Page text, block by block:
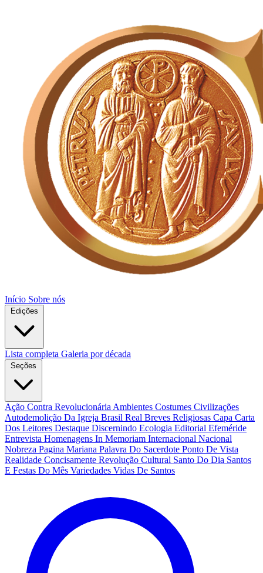
Início Sobre nós
Edições
Lista completa Galeria por década
Seções
Ação Contra Revolucionária Ambientes Costumes Civilizações
Autodemolição Da Igreja Brasil Real Breves Religiosas Capa Carta
Dos Leitores Destaque Discernindo Ecologia Editorial Efeméride
Entrevista Homenagens In Memoriam Internacional Nacional
Nobreza Pagina Mariana Palavra Do Sacerdote Ponto De Vista
Realidade Concisamente Revolução Cultural Santo Do Dia Santos
E Festas Do Mês Variedades Vidas De Santos